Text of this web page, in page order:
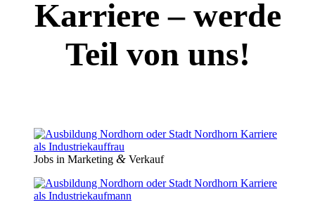
Karriere – werde
Teil von uns!
Jobs in Marketing & Verkauf